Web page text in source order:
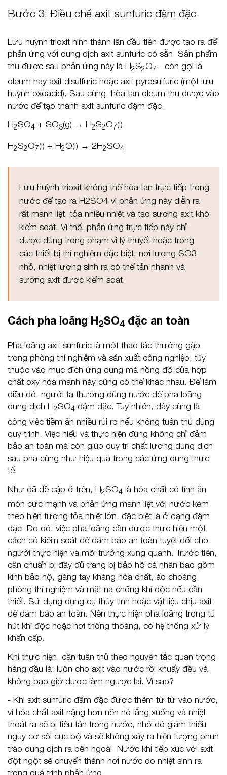
Bước 3: Điều chế axit sunfuric đậm đặc
Lưu huỳnh trioxit hình thành lần đầu tiên được tạo ra để
phản ứng với dung dịch axit sunfuric có sẵn. Sản phẩm
thu được sau phản ứng này là H2S2O7 - còn gọi là
oleum hay axit disulfuric hoặc axit pyrosulfuric (một lưu
huỳnh oxoacid). Sau cùng, hòa tan oleum thu được vào
nước để tạo thành axit sunfuric đậm đặc.
H2SO4 + SO3(g) → H2S2O7(l)
H2S2O7(l) + H2O(l) → 2H2SO4
Lưu huỳnh trioxit không thể hòa tan trực tiếp trong
nước để tạo ra H2SO4 vì phản ứng này diễn ra
rất mãnh liệt, tỏa nhiều nhiệt và tạo sương axit khó
kiểm soát. Vì thế, phản ứng trực tiếp này chỉ
được dùng trong phạm vi lý thuyết hoặc trong
các thiết bị thí nghiệm đặc biệt, nơi lượng SO3
nhỏ, nhiệt lượng sinh ra có thể tản nhanh và
sương axit được kiểm soát.
Cách pha loãng H2SO4 đặc an toàn
Pha loãng axit sunfuric là một thao tác thường gặp
trong phòng thí nghiệm và sản xuất công nghiệp, tùy
thuộc vào mục đích ứng dụng mà nồng độ của hợp
chất oxy hóa mạnh này cũng có thể khác nhau. Để làm
điều đó, người ta thường dùng nước để pha loãng
dung dịch H2SO4 đậm đặc. Tuy nhiên, đây cũng là
công việc tiềm ẩn nhiều rủi ro nếu không tuân thủ đúng
quy trình. Việc hiểu và thực hiện đúng không chỉ đảm
bảo an toàn mà còn giúp duy trì chất lượng dung dịch
sau pha cũng như hiệu quả trong các ứng dụng thực
tế.
Như đã đề cập ở trên, H2SO4 là hóa chất có tính ăn
mòn cực mạnh và phản ứng mãnh liệt với nước kèm
theo hiện tượng tỏa nhiệt lớn, đặc biệt là ở dạng đậm
đặc. Do đó, việc pha loãng cần được thực hiện một
cách có kiểm soát để đảm bảo an toàn tuyệt đối cho
người thực hiện và môi trường xung quanh. Trước tiên,
cần chuẩn bị đầy đủ trang bị bảo hộ cá nhân bao gồm
kính bảo hộ, găng tay kháng hóa chất, áo choàng
phòng thí nghiệm và mặt nạ chống khí độc nếu cần
thiết. Sử dụng dụng cụ thủy tinh hoặc vật liệu chịu axit
để đảm bảo an toàn. Nên thực hiện pha loãng trong tủ
hút khí độc hoặc nơi thông thoáng, có hệ thống xử lý
khẩn cấp.
Khi thực hiện, cần tuân thủ theo nguyên tắc quan trọng
hàng đầu là: luôn cho axit vào nước rồi khuấy đều và
không bao giờ được làm ngược lại. Vì sao?
- Khi axit sunfuric đậm đặc được thêm từ từ vào nước,
vì hóa chất axit nặng hơn nên nó lắng xuống và nhiệt
thoát ra sẽ bị tiêu tán trong nước, nhờ đó giảm thiểu
nguy cơ sôi cục bộ và sẽ không xảy ra hiện tượng phun
trào dung dịch ra bên ngoài. Nước khi tiếp xúc với axit
đột ngột sẽ chuyển thành hơi nước do nhiệt sinh ra
trong quá trình phản ứng.